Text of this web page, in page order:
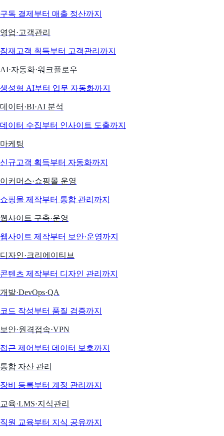
구독 결제부터 매출 정산까지
영업·고객관리
잠재고객 획득부터 고객관리까지
AI·자동화·워크플로우
생성형 AI부터 업무 자동화까지
데이터·BI·AI 분석
데이터 수집부터 인사이트 도출까지
마케팅
신규고객 획득부터 자동화까지
이커머스·쇼핑몰 운영
쇼핑몰 제작부터 통합 관리까지
웹사이트 구축·운영
웹사이트 제작부터 보안·운영까지
디자인·크리에이티브
콘텐츠 제작부터 디자인 관리까지
개발·DevOps·QA
코드 작성부터 품질 검증까지
보안·원격접속·VPN
접근 제어부터 데이터 보호까지
통합 자산 관리
장비 등록부터 계정 관리까지
교육·LMS·지식관리
직원 교육부터 지식 공유까지